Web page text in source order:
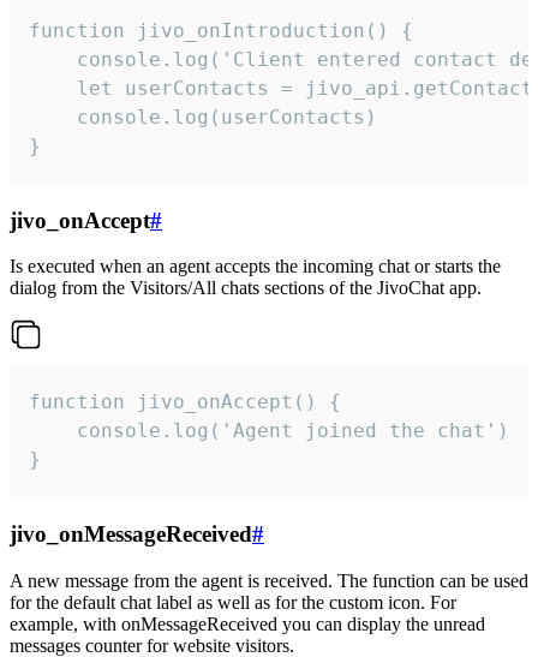
function jivo_onIntroduction() {
console.log('Client entered contact
let userContacts =
    console.log(userContacts)
}
jivo_onAccept#
Is executed when an agent accepts the incoming chat or starts the
dialog from the Visitors/All chats sections of the JivoChat app.
function jivo_onAccept() {
}
jivo_onMessageReceived#
A new message from the agent is received. The function can be used
for the default chat label as well as for the custom icon. For
example, with onMessageReceived you can display the unread
messages counter for website visitors.